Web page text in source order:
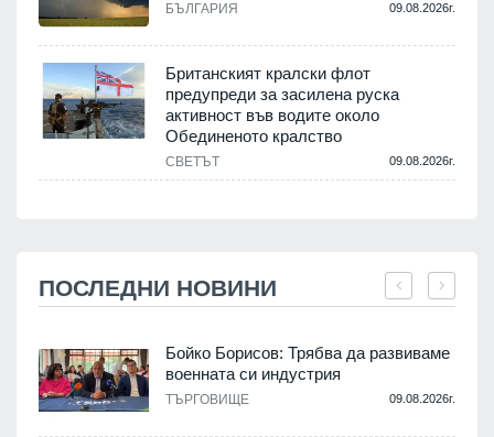
БЪЛГАРИЯ 09.08.2026г.
Британският кралски флот
предупреди за засилена руска
активност във водите около
Обединеното кралство
СВЕТЪТ 09.08.2026г.
ПОСЛЕДНИ НОВИНИ
Бойко Борисов: Трябва да развиваме
военната си индустрия
ТЪРГОВИЩЕ 09.08.2026г.